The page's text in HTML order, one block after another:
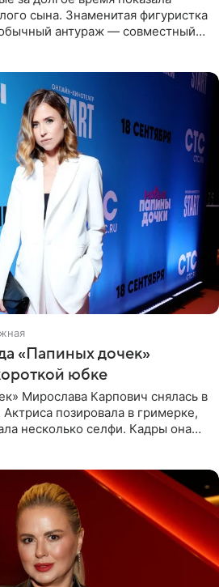
сына. Знаменитая фигуристка
антураж — совместный
«Папиных дочек»
юбке
Мирослава Карпович снялась в
позировала в гримерке,
несколько селфи. Кадры она